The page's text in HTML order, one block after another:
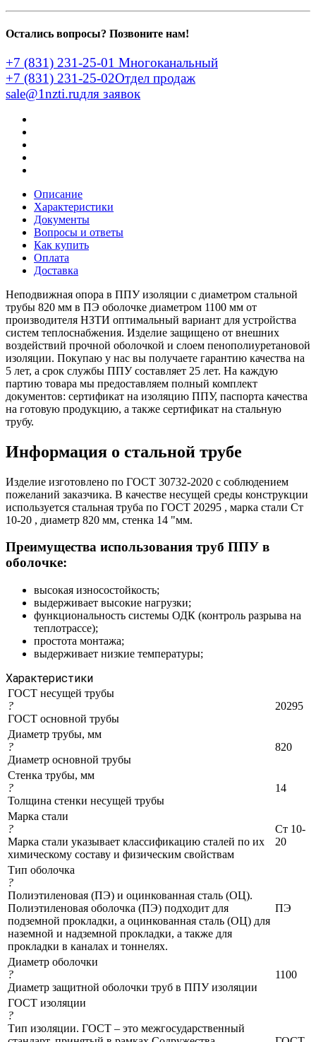
Остались вопросы? Позвоните нам!
+7 (831) 231-25-01 Многоканальный
+7 (831) 231-25-02Отдел продаж
sale@1nzti.ruдля заявок
Описание
Характеристики
Документы
Вопросы и ответы
Как купить
Оплата
Доставка
Неподвижная опора в ППУ изоляции с диаметром стальной
трубы 820 мм в ПЭ оболочке диаметром 1100 мм от
производителя НЗТИ оптимальный вариант для устройства
систем теплоснабжения. Изделие защищено от внешних
воздействий прочной оболочкой и слоем пенополиуретановой
изоляции. Покупаю у нас вы получаете гарантию качества на
5 лет, а срок службы ППУ составляет 25 лет. На каждую
партию товара мы предоставляем полный комплект
документов: сертификат на изоляцию ППУ, паспорта качества
на готовую продукцию, а также сертификат на стальную
трубу.
Информация о стальной трубе
Изделие изготовлено по ГОСТ 30732-2020 с соблюдением
пожеланий заказчика. В качестве несущей среды конструкции
используется стальная труба по ГОСТ 20295 , марка стали Ст
10-20 , диаметр 820 мм, стенка 14 "мм.
Преимущества использования труб ППУ в
оболочке:
высокая износостойкость;
выдерживает высокие нагрузки;
функциональность системы ОДК (контроль разрыва на
теплотрассе);
простота монтажа;
выдерживает низкие температуры;
Характеристики
ГОСТ несущей трубы
?
ГОСТ основной трубы
20295
Диаметр трубы, мм
?
Диаметр основной трубы
820
Стенка трубы, мм
?
Толщина стенки несущей трубы
14
Марка стали
?
Марка стали указывает классификацию сталей по их
химическому составу и физическим свойствам
Ст 10-
20
Тип оболочка
?
Полиэтиленовая (ПЭ) и оцинкованная сталь (ОЦ).
Полиэтиленовая оболочка (ПЭ) подходит для
подземной прокладки, а оцинкованная сталь (ОЦ) для
наземной и надземной прокладки, а также для
прокладки в каналах и тоннелях.
ПЭ
Диаметр оболочки
?
Диаметр защитной оболочки труб в ППУ изоляции
1100
ГОСТ изоляции
?
Тип изоляции. ГОСТ – это межгосударственный